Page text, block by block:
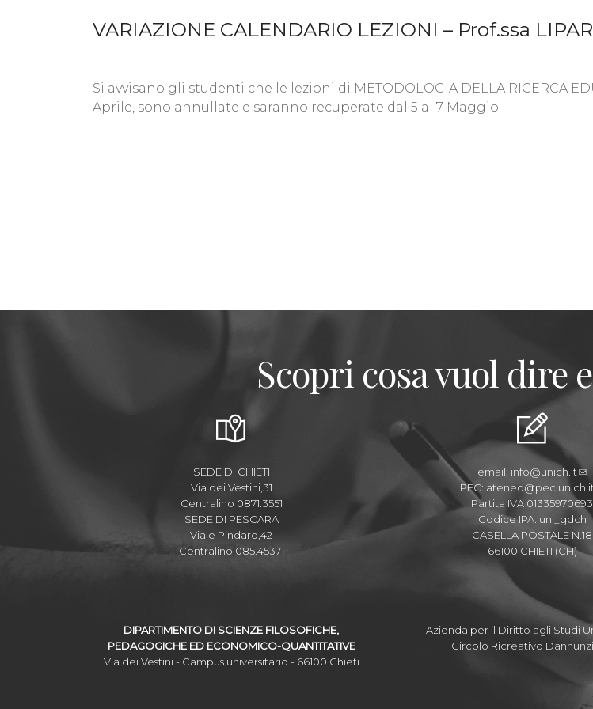
VARIAZIONE CALENDARIO LEZIONI – Prof.ssa
Si avvisano gli studenti che le lezioni di METODOLOGIA DELLA RICERCA
Aprile, sono annullate e saranno recuperate dal 5 al 7 Maggio.
Scopri cosa vuol dire
SEDE DI CHIETI
Via dei Vestini,31
Centralino 0871.3551
SEDE DI PESCARA
Viale Pindaro,42
Centralino 085.45371
email: info@unich.it
PEC: ateneo@pec.unich.it
Partita IVA 01335970693
Codice IPA: uni_gdch
CASELLA POSTALE N.18
66100 CHIETI (CH)
DIPARTIMENTO DI SCIENZE FILOSOFICHE,
PEDAGOGICHE ED ECONOMICO-QUANTITATIVE
Via dei Vestini - Campus universitario - 66100 Chieti
Azienda per il Diritto agli Studi
Circolo Ricreativo